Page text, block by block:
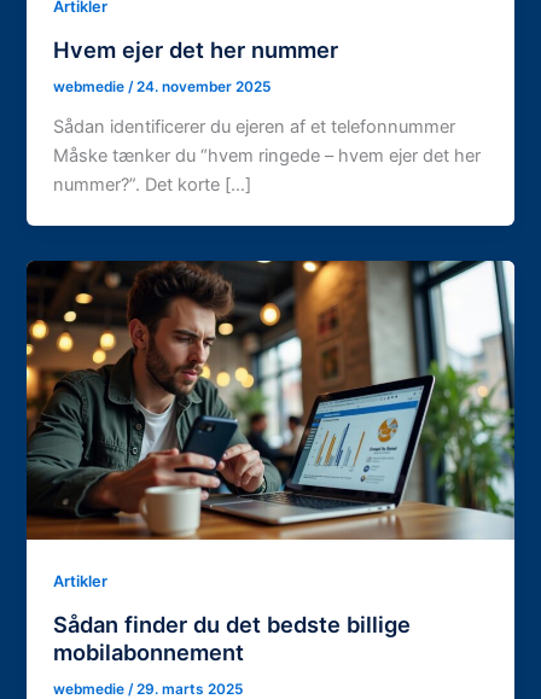
Artikler
Hvem ejer det her nummer
webmedie/24. november 2025
Sådan identificerer du ejeren af et telefonnummer
Måske tænker du “hvem ringede – hvem ejer det her
nummer?”. Det korte […]
Artikler
Sådan finder du det bedste billige
mobilabonnement
webmedie/29. marts 2025